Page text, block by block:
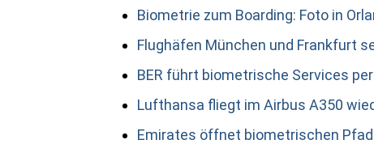
Biometrie zum Boarding: Foto in
Flughäfen München und Frankfurt
BER führt biometrische Services
Lufthansa fliegt im Airbus A350
Emirates öffnet biometrischen Pfad